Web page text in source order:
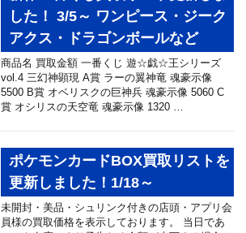
した！ 3/5～ ワンピース・ジーク
アクス・ドラゴンボールなど
商品名 買取金額 一番くじ 遊☆戯☆王シリーズ
vol.4 三幻神顕現 A賞 ラーの翼神竜 魂豪示像
5500 B賞 オベリスクの巨神兵 魂豪示像 5060 C
賞 オシリスの天空竜 魂豪示像 1320 …
ポケモンカードBOX買取リストを
更新しました！1/18～
未開封・美品・シュリンク付きの店頭・アプリ会
員様の買取価格を表示しております。 当日であ